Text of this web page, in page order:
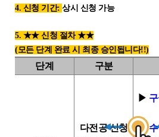
4. 신청 기간: 상시 신청 가능
5. ★★ 신청 절차 ★★
(모든 단계 완료 시 최종 승인됩니다!!)
단계 구분
다전공 신청
▶
▶